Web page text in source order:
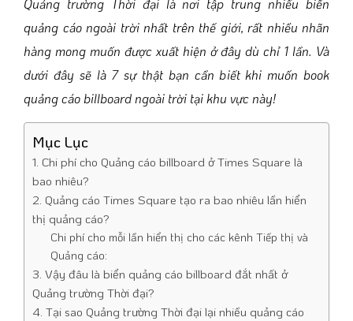
quảng cáo ngoài trời nhất trên thế giới, rất nhiều nhãn
hàng mong muốn được xuất hiện ở đây dù chỉ 1 lần. Và
dưới đây sẽ là 7 sự thật bạn cần biết khi muốn book
quảng cáo billboard ngoài trời tại khu vực này!
Mục Lục
1. Chi phí cho Quảng cáo billboard ở Times Square là
bao nhiêu?
2. Quảng cáo Times Square tạo ra bao nhiêu lần hiển
thị quảng cáo?
Chi phí cho mỗi lần hiển thị cho các kênh Tiếp thị và
Quảng cáo:
3. Vậy đâu là biển quảng cáo billboard đắt nhất ở
Quảng trường Thời đại?
4. Tại sao Quảng trường Thời đại lại nhiều quảng cáo